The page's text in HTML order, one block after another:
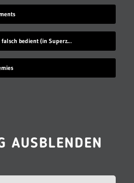
Elektrowerkzeuge falsch bedient (in Superzeitlupe)
AUSBLENDEN